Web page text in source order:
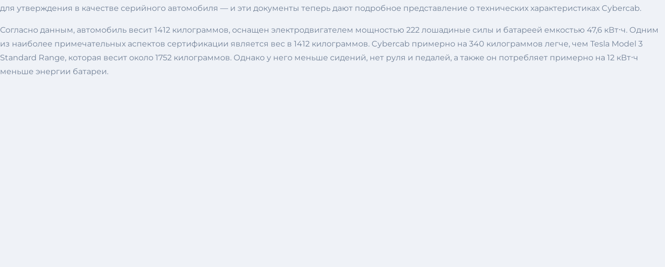
для утверждения в качестве серийного автомобиля — и эти документы теперь дают подробное представление о технических характеристиках Cybercab.
Согласно данным, автомобиль весит 1412 килограммов, оснащен электродвигателем мощностью 222 лошадиные силы и батареей емкостью 47,6 кВт⋅ч. Одним
из наиболее примечательных аспектов сертификации является вес в 1412 килограммов. Cybercab примерно на 340 килограммов легче, чем Tesla Model 3
Standard Range, которая весит около 1752 килограммов. Однако у него меньше сидений, нет руля и педалей, а также он потребляет примерно на 12 кВт⋅ч
меньше энергии батареи.